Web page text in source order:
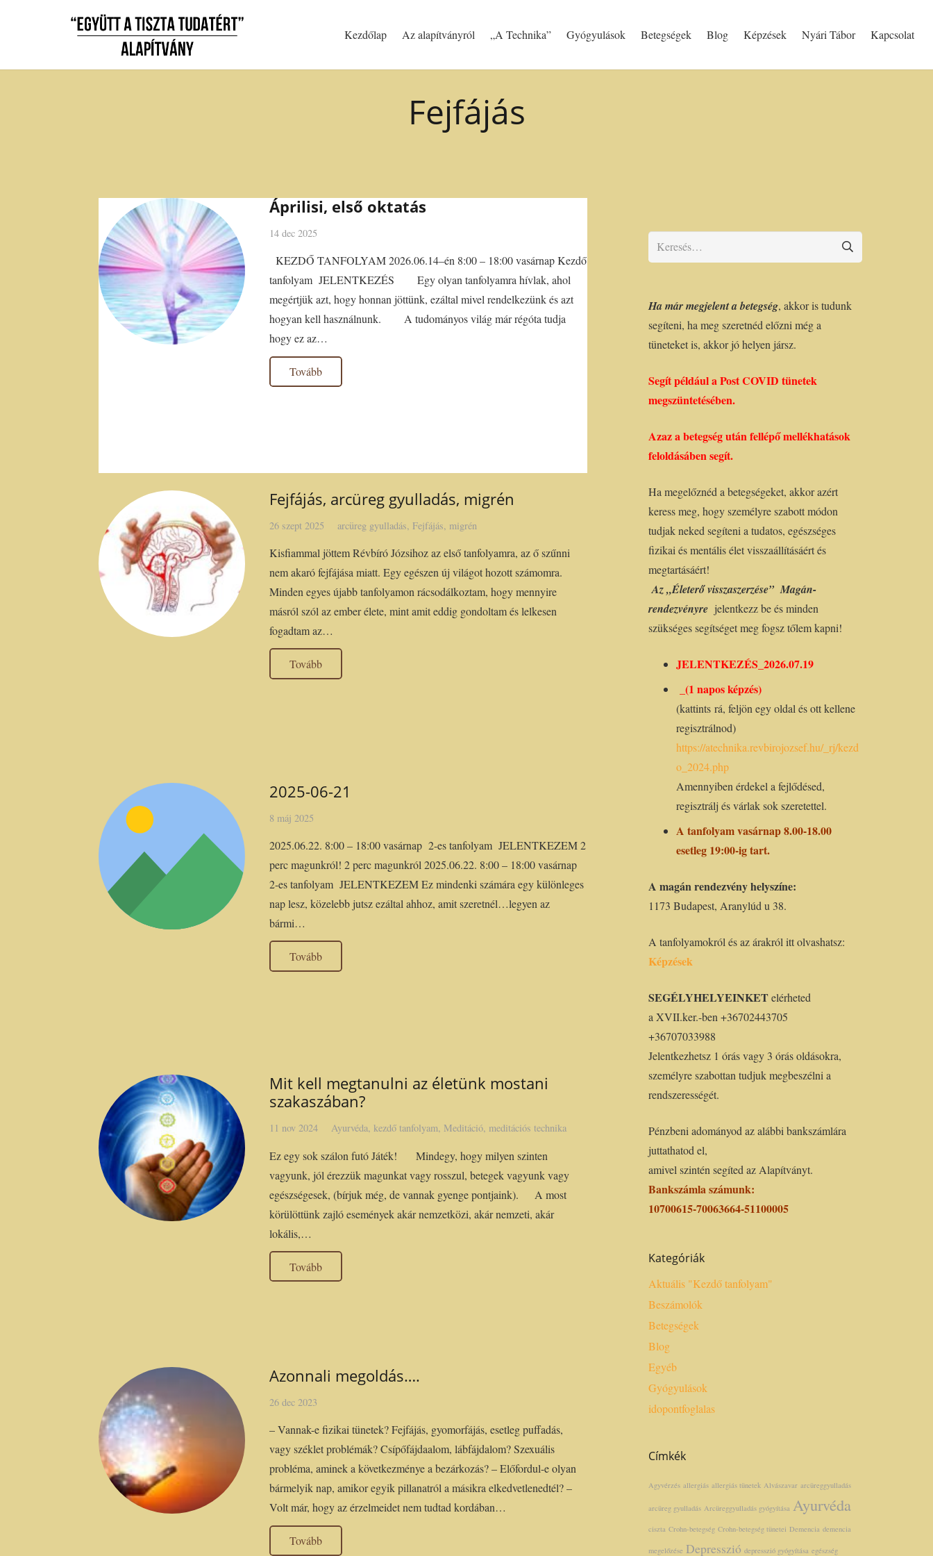
Kezdőlap Az alapítványról „A Technika” Gyógyulások Betegségek Blog Képzések Nyári Tábor Kapcsolat
Fejfájás
Áprilisi, első oktatás
14 dec 2025
KEZDŐ TANFOLYAM 2026.06.14–én 8:00 – 18:00 vasárnap Kezdő
tanfolyam JELENTKEZÉS Egy olyan tanfolyamra hívlak, ahol
megértjük azt, hogy honnan jöttünk, ezáltal mivel rendelkezünk és azt
hogyan kell használnunk. A tudományos világ már régóta tudja
hogy ez az…
Tovább
Fejfájás, arcüreg gyulladás, migrén
26 szept 2025 arcüreg gyulladás, Fejfájás, migrén
Kisfiammal jöttem Révbíró Józsihoz az első tanfolyamra, az ő szűnni
nem akaró fejfájása miatt. Egy egészen új világot hozott számomra.
Minden egyes újabb tanfolyamon rácsodálkoztam, hogy mennyire
másról szól az ember élete, mint amit eddig gondoltam és lelkesen
fogadtam az…
Tovább
2025-06-21
8 máj 2025
2025.06.22. 8:00 – 18:00 vasárnap 2-es tanfolyam JELENTKEZEM 2
perc magunkról! 2 perc magunkról 2025.06.22. 8:00 – 18:00 vasárnap
2-es tanfolyam JELENTKEZEM Ez mindenki számára egy különleges
nap lesz, közelebb jutsz ezáltal ahhoz, amit szeretnél…legyen az
bármi…
Tovább
Mit kell megtanulni az életünk mostani
szakaszában?
11 nov 2024 Ayurvéda, kezdő tanfolyam, Meditáció, meditációs technika
Ez egy sok szálon futó Játék! Mindegy, hogy milyen szinten
vagyunk, jól érezzük magunkat vagy rosszul, betegek vagyunk vagy
egészségesek, (bírjuk még, de vannak gyenge pontjaink). A most
körülöttünk zajló események akár nemzetközi, akár nemzeti, akár
lokális,…
Tovább
Azonnali megoldás….
26 dec 2023
– Vannak-e fizikai tünetek? Fejfájás, gyomorfájás, esetleg puffadás,
vagy széklet problémák? Csípőfájdaalom, lábfájdalom? Szexuális
probléma, aminek a következménye a bezárkozás? – Előfordul-e olyan
bármelyik nap, amikor egyik pillanatról a másikra elkedvetlenedtél? –
Volt már, hogy az érzelmeidet nem tudtad kordában…
Tovább
Keresés:
Ha már megjelent a betegség, akkor is tudunk
segíteni, ha meg szeretnéd előzni még a
tüneteket is, akkor jó helyen jársz.
Segít például a Post COVID tünetek
megszüntetésében.
Azaz a betegség után fellépő mellékhatások
feloldásáben segít.
Ha megelőznéd a betegségeket, akkor azért
keress meg, hogy személyre szabott módon
tudjak neked segíteni a tudatos, egészséges
fizikai és mentális élet visszaállításáért és
megtartásáért!
Az „Életerő visszaszerzése” Magán-
rendezvényrejelentkezz be és minden
szükséges segítséget meg fogsz tőlem kapni!
JELENTKEZÉS_2026.07.19
_(1 napos képzés)
(kattints rá, feljön egy oldal és ott kellene
regisztrálnod)
https://atechnika.revbirojozsef.hu/_rj/kezd
o_2024.php
Amennyiben érdekel a fejlődésed,
regisztrálj és várlak sok szeretettel.
A tanfolyam vasárnap 8.00-18.00
esetleg 19:00-ig tart.
A magán rendezvény helyszíne:
1173 Budapest, Aranylúd u 38.
A tanfolyamokról és az árakról itt olvashatsz:
Képzések
SEGÉLYHELYEINKETelérheted
a XVII.ker.-ben +36702443705
+36707033988
Jelentkezhetsz 1 órás vagy 3 órás oldásokra,
személyre szabottan tudjuk megbeszélni a
rendszerességét.
Pénzbeni adományod az alábbi bankszámlára
juttathatod el,
amivel szintén segíted az Alapítványt.
Bankszámla számunk:
10700615-70063664-51100005
Kategóriák
Aktuális "Kezdő tanfolyam"
Beszámolók
Betegségek
Blog
Egyéb
Gyógyulások
idopontfoglalas
Címkék
Agyvérzés allergiás allergiás tünetek Alvászavar arcüreggyulladás
arcüreg gyulladás Arcüreggyulladás gyógyítása Ayurvéda
ciszta Crohn-betegség Crohn-betegség tünetei Demencia demencia
megelőzése Depresszió depresszió gyógyítása egészség